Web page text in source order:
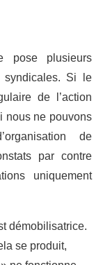
pose plusieurs
syndicales. Si le
de l’action
nous ne pouvons
de
par contre
uniquement
démobilisatrice.
se produit,